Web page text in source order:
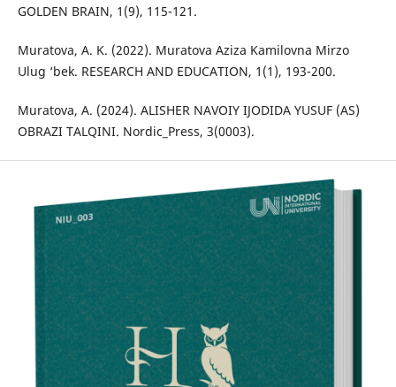
GOLDEN BRAIN, 1(9), 115-121.
Muratova, A. K. (2022). Muratova Aziza Kamilovna Mirzo
Ulug ‘bek. RESEARCH AND EDUCATION, 1(1), 193-200.
Muratova, A. (2024). ALISHER NAVOIY IJODIDA YUSUF (AS)
OBRAZI TALQINI. Nordic_Press, 3(0003).